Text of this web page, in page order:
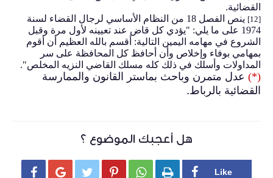
القضائية.
[12]
ينص الفصل 18 من النظام الأساسي لرجال القضاء لسنة
1974 على ما يلي: "يؤدي كل قاض عند تعيينه لأول مرة وقبل
الشروع في مهامه اليمين التالية: أقسم بالله العظيم أن أقوم
بمهامي بوفاء وإخلاص وأن أحافظ كل المحافظة على سر
المداولات وأسلك في ذلك كله مسلك القاضي النزيه المخلص".
(*) عدل متمرن وباحث بماستر القانون والممارسة
القضائية بالرباط.
هل أعجبك الموضوع ؟
     